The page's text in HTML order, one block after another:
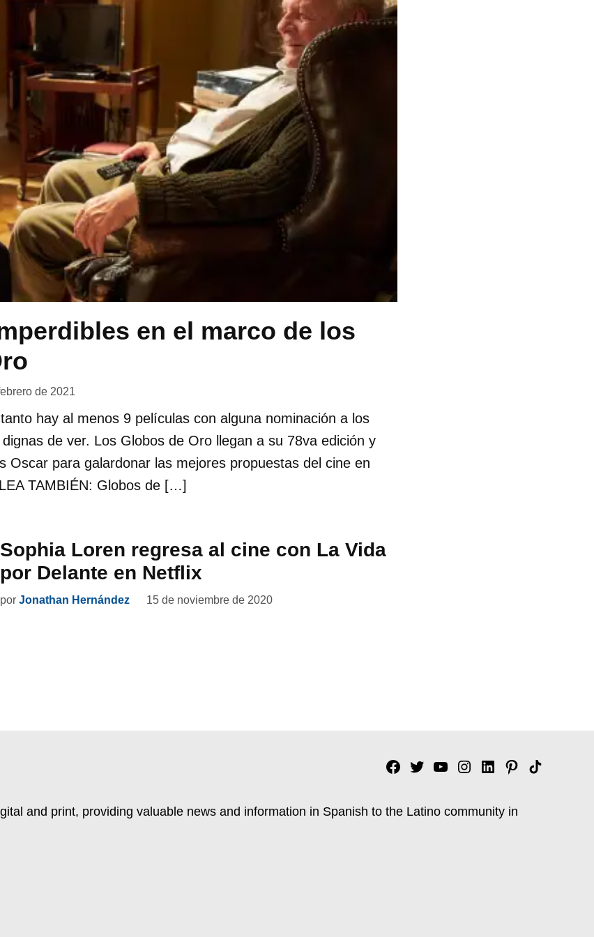
en el marco de los
de 2021
hay al menos 9 películas con alguna nominación a los
de ver. Los Globos de Oro llegan a su 78va edición y
Oscar para galardonar las mejores propuestas del cine en
TAMBIÉN: Globos de […]
Sophia Loren regresa al cine con La Vida
por Delante en Netflix
por Jonathan Hernández 15 de noviembre de 2020
Facebook
TwitterYouTubeInstagram
Linkedin
Pinterest
Tik
and print, providing valuable news and information in Spanish to the Latino community in